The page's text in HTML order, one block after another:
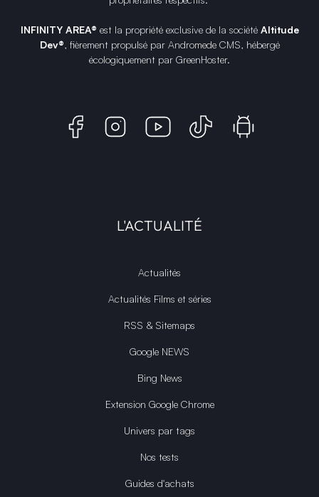
INFINITY AREA® est la propriété exclusive de la société Altitude
Dev®, fièrement propulsé par Andromede CMS, hébergé
écologiquement par GreenHoster.
L'ACTUALITÉ
Actualités
Actualités Films et séries
RSS & Sitemaps
Google NEWS
Bing News
Extension Google Chrome
Univers par tags
Nos tests
Guides d'achats